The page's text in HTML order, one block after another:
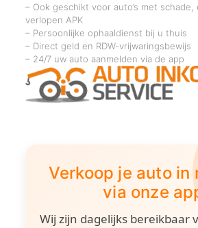
– Ook geschikt voor auto’s met
verlopen APK
– Persoonlijke ophaaldienst bij u thuis
– Direct geld en RDW-vrijwaringsbewijs
– 24/7 uw auto aanmelden via de app
Verkoop je auto in
via onze
Wij zijn dagelijks bereikbaar